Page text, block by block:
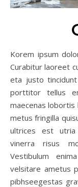
Korem ipsum dolor sitna amet, no ectetur adipiscing elit.
Curabitur laoreet
eta justo
porttitor tellus
maecenas lobortis
metus fringilla
ultrices est utria
vinerra risus
Vestibulum
velsitare ametus
pibhseegestas